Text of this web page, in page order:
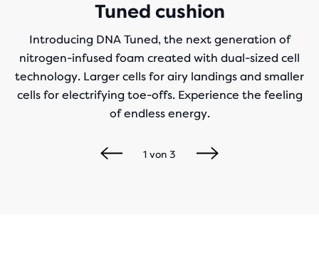
Tuned cushion
Introducing DNA Tuned, the next generation of
nitrogen-infused foam created with dual-sized cell
technology. Larger cells for airy landings and smaller
cells for electrifying toe-offs. Experience the feeling
of endless energy.
1 von 3